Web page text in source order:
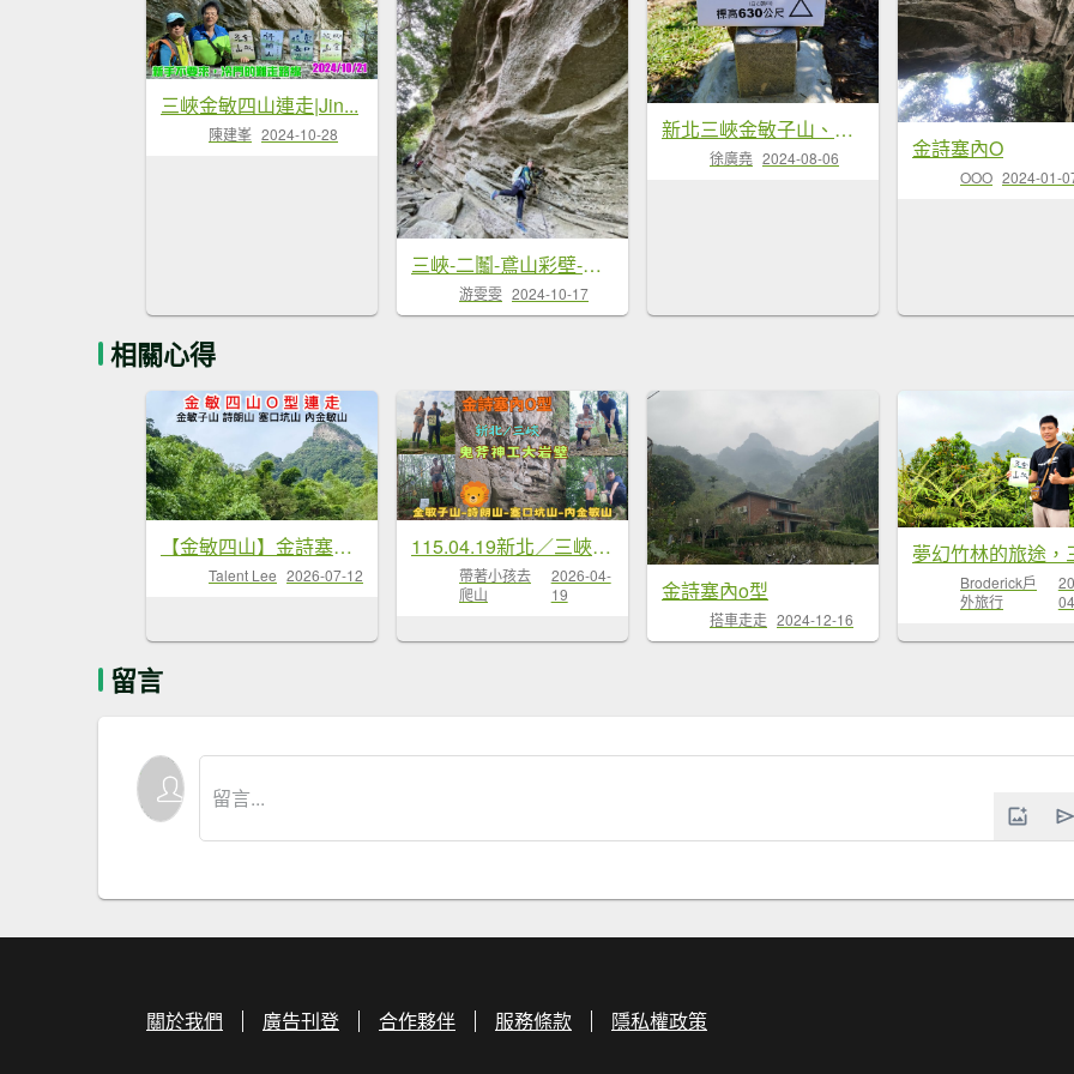
三峽金敏四山連走|Jin...
陳建峯 2024-10-28
三峽-二鬮-鳶山彩壁-金...
游雯雯 2024-10-17
新北三峽金敏子山、詩朗山...
徐廣堯 2024-08-06 金詩塞內O
OOO 2024-01-
相關心得
【金敏四山】金詩塞內O型連走岩稜、...
Talent Lee 2026-07-12
115.04.19新北／三峽鬼斧神...
帶著小孩去
爬山
2026-04-
19
金詩塞內o型
搭車走走 2024-12-16
Broderick戶
外旅行
留言
關於我們 廣告刊登 合作夥伴 服務條款 隱私權政策